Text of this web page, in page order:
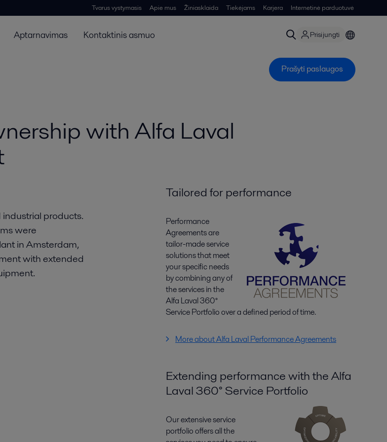
Tvarus vystymasis Apie mus Žiniasklaida Tiekėjams Karjera Internetinė parduotuvė
Aptarnavimas Kontaktinis asmuo Prisijungti
Prašyti paslaugos
with Alfa Laval
products.
were
in Amsterdam,
with extended
Tailored for performance
Performance
Agreements are
tailor-made service
solutions that meet
your specific needs
by combining any of
the services in the
Alfa Laval 360°
Service Portfolio over a defined period of time.
More about Alfa Laval Performance Agreements
Extending performance with the Alfa
Laval 360° Service Portfolio
Our extensive service
portfolio offers all the